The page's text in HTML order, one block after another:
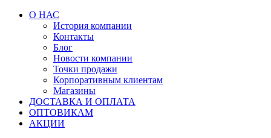
О НАС
История компании
Контакты
Блог
Новости компании
Точки продажи
Корпоративным клиентам
Магазины
ДОСТАВКА И ОПЛАТА
ОПТОВИКАМ
АКЦИИ